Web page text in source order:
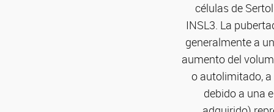
células de
INSL3. La
generalmente a
aumento del
o autolimitado,
debido a una